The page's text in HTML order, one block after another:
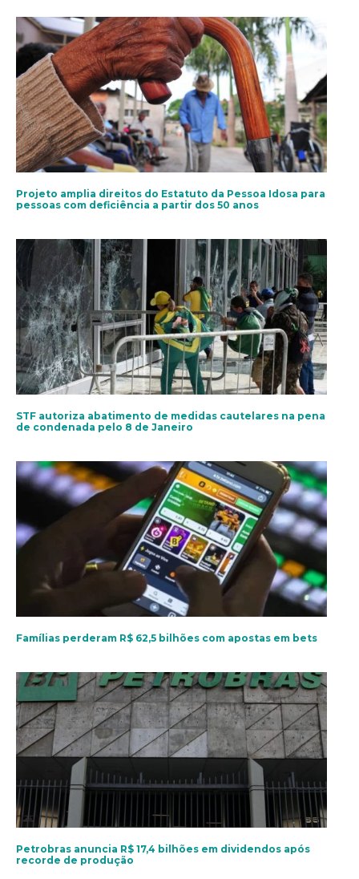
Projeto amplia direitos do Estatuto da Pessoa Idosa para
pessoas com deficiência a partir dos 50 anos
STF autoriza abatimento de medidas cautelares na pena
de condenada pelo 8 de Janeiro
Famílias perderam R$ 62,5 bilhões com apostas em bets
Petrobras anuncia R$ 17,4 bilhões em dividendos após
recorde de produção